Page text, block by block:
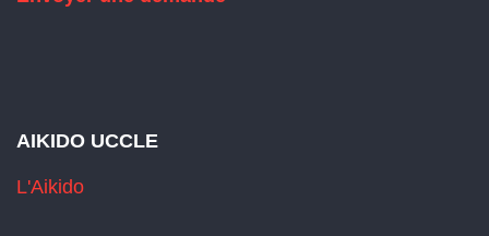
AIKIDO UCCLE
L'Aikido